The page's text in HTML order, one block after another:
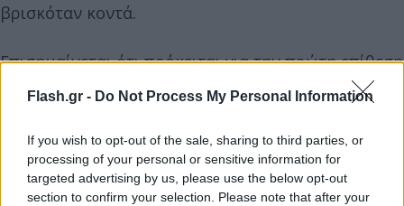
Flash.gr - Do Not Process My Personal Information
If you wish to opt-out of the sale, sharing to third parties, or
processing of your personal or sensitive information for
targeted advertising by us, please use the below opt-out
section to confirm your selection. Please note that after your
βρισκόταν κοντά.
Επισημαίνεται ότι πρόκειται για την πρώτη επίθεση
εναντίον εμπορικού πλοίου στην Ερυθρά Θάλασσα
από τον Νοέμβριο του 2024 από τους Χούθι.